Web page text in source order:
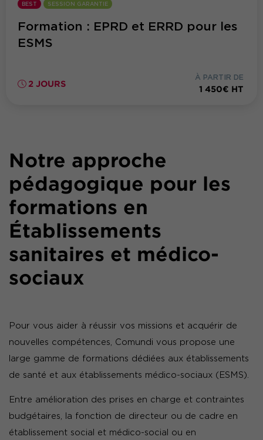
BEST SESSION GARANTIE
Formation : EPRD et ERRD pour les
ESMS
2 JOURS
À PARTIR DE
1 450€ HT
Notre approche
pédagogique pour les
formations en
Établissements
sanitaires et médico-
sociaux
Pour vous aider à réussir vos missions et acquérir de
nouvelles compétences, Comundi vous propose une
large gamme de formations dédiées aux établissements
de santé et aux établissements médico-sociaux (ESMS).
Entre amélioration des prises en charge et contraintes
budgétaires, la fonction de directeur ou de cadre en
établissement social et médico-social ou en